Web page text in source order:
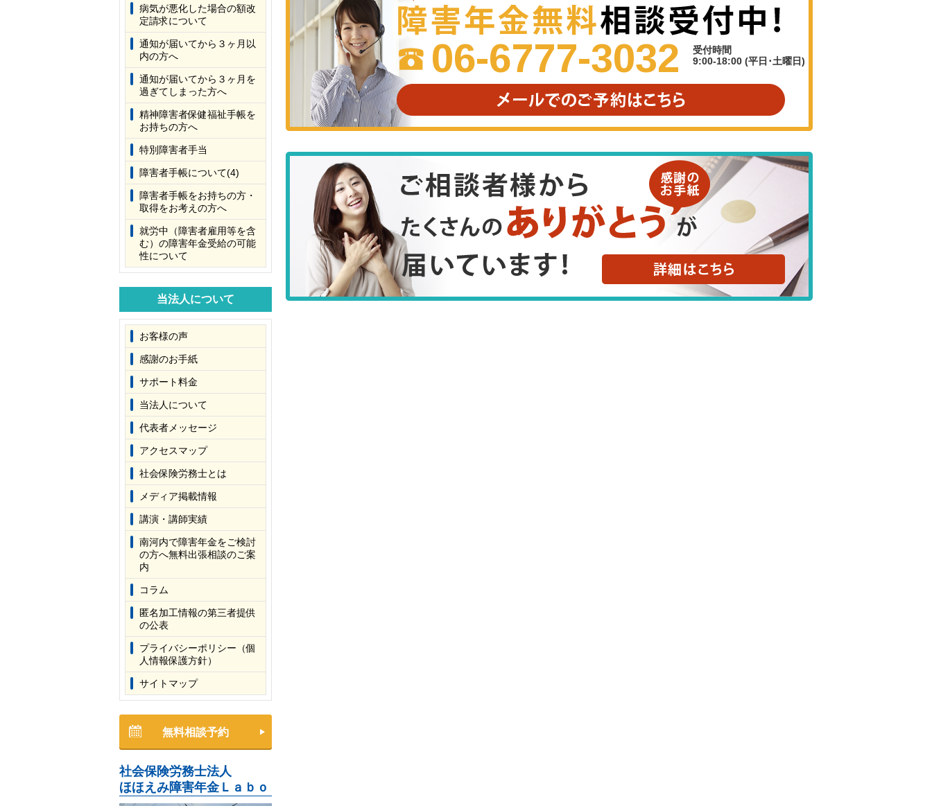
06-6777-3032
受付時間
9:00-18:00 (平日･土曜日)
病気が悪化した場合の額改
定請求について
通知が届いてから３ヶ月以
内の方へ
通知が届いてから３ヶ月を
過ぎてしまった方へ
精神障害者保健福祉手帳を
お持ちの方へ
特別障害者手当
障害者手帳について(4)
障害者手帳をお持ちの方・
取得をお考えの方へ
就労中（障害者雇用等を含
む）の障害年金受給の可能
性について
当法人について
お客様の声
感謝のお手紙
サポート料金
当法人について
代表者メッセージ
アクセスマップ
社会保険労務士とは
メディア掲載情報
講演・講師実績
南河内で障害年金をご検討
の方へ無料出張相談のご案
内
コラム
匿名加工情報の第三者提供
の公表
プライバシーポリシー（個
人情報保護方針）
サイトマップ
無料相談予約
社会保険労務士法人
ほほえみ障害年金Ｌａｂｏ